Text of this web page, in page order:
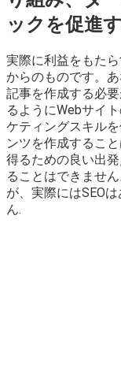
ックを促進
実際に利益をもた
からのものです。
記事を作成する必
るようにWebサイ
ケティングスキル
ンツを作成するこ
得るための良い出
ることはできませ
が、実際にはSEO
ん.